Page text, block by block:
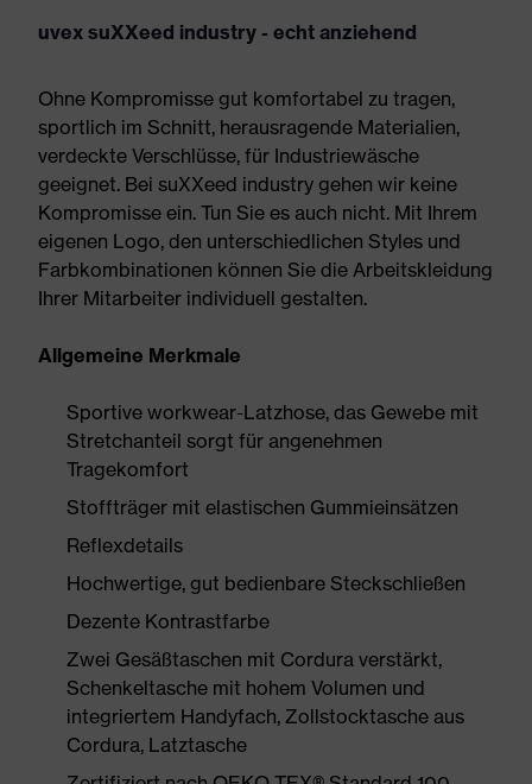
uvex suXXeed industry - echt anziehend
Ohne Kompromisse gut komfortabel zu tragen,
sportlich im Schnitt, herausragende Materialien,
verdeckte Verschlüsse, für Industriewäsche
geeignet. Bei suXXeed industry gehen wir keine
Kompromisse ein. Tun Sie es auch nicht. Mit Ihrem
eigenen Logo, den unterschiedlichen Styles und
Farbkombinationen können Sie die Arbeitskleidung
Ihrer Mitarbeiter individuell gestalten.
Allgemeine Merkmale
Sportive workwear-Latzhose, das Gewebe mit
Stretchanteil sorgt für angenehmen
Tragekomfort
Stoffträger mit elastischen Gummieinsätzen
Reflexdetails
Hochwertige, gut bedienbare Steckschließen
Dezente Kontrastfarbe
Zwei Gesäßtaschen mit Cordura verstärkt,
Schenkeltasche mit hohem Volumen und
integriertem Handyfach, Zollstocktasche aus
Cordura, Latztasche